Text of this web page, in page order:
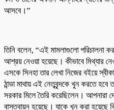
আসবে।”
তিনি বলেন, “এই মামলাগুলো পরিচালনা
আশ্রয় নেওয়া হয়েছে। কীভাবে মিথ্যার
এসকে সিনহা তার লেখা নিজের বইয়ে
ঠান্ডা মাথায় এই নেতৃবৃন্দকে খুন করতে হবে
সরকার মিলে তৈরি করেছিলেন। আপনারা
বাস্তবায়ন হয়েছে। যাকে খুন করা হয়েছে